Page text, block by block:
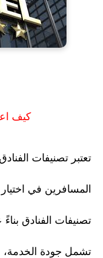
كيف
تعتبر تصنيفات
المسافرين في
تصنيفات الفنادق
تشمل جودة الخدمة،